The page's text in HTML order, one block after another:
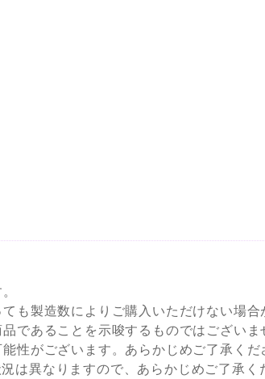
製造数によりご購入いただけない場合
であることを示唆するものではございま
性がございます。あらかじめご了承くだ
異なりますので、あらかじめご了承く